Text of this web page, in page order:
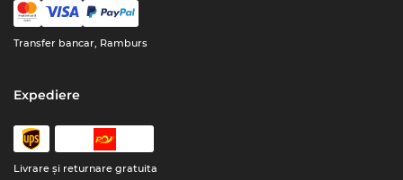
Transfer bancar, Ramburs
Expediere
Livrare şi returnare gratuita